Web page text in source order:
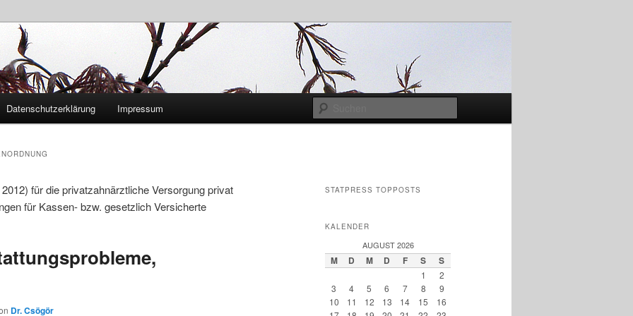
Csögör
Datenschutzerklärung Impressum
für die privatzahnärztliche Versorgung privat
für Kassen- bzw. gesetzlich Versicherte
Dr. Csögör
STATPRESS TOPPOSTS
KALENDER
AUGUST 2026
M D M D F S S
1
2
3
4 5 6 7 8
9
10
11 12 13 14 15
16